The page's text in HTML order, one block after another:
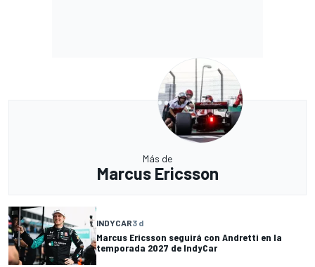
Más de
Marcus Ericsson
INDYCAR3 d
Marcus Ericsson seguirá con Andretti en la
temporada 2027 de IndyCar